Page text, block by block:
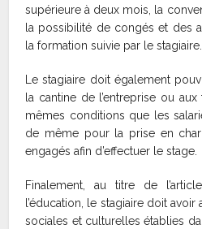
supérieure à deux mois, la
la possibilité de congés et des
la formation suivie par le stagiaire.
Le stagiaire doit également
la cantine de l’entreprise ou
mêmes conditions que les
de même pour la prise en
engagés afin d’effectuer le stage.
Finalement, au titre de
l’éducation, le stagiaire doit
sociales et culturelles établies